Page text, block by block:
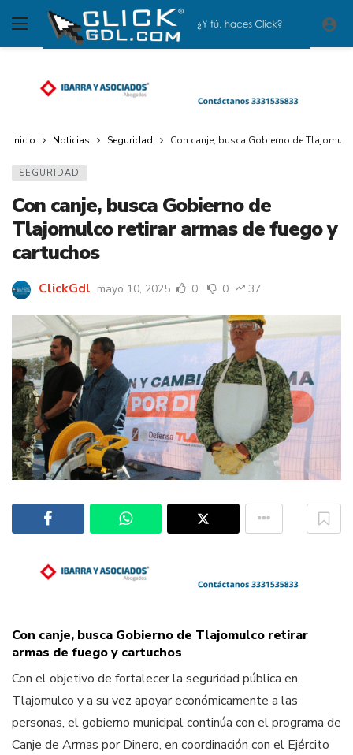
Inicio Noticias Seguridad Con canje, busca Gobierno de
SEGURIDAD
Con canje, busca Gobierno de
Tlajomulco retirar armas de fuego y
cartuchos
ClickGdl mayo 10, 2025 0 0 37
Con canje, busca Gobierno de Tlajomulco retirar
armas de fuego y cartuchos
Con el objetivo de fortalecer la seguridad pública en
Tlajomulco y a su vez apoyar económicamente a las
personas, el gobierno municipal continúa con el programa de
Canje de Armas por Dinero, en coordinación con el Ejército